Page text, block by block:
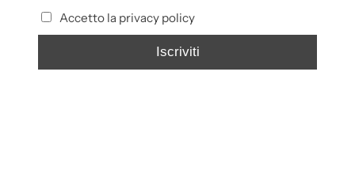
Accetto la privacy policy